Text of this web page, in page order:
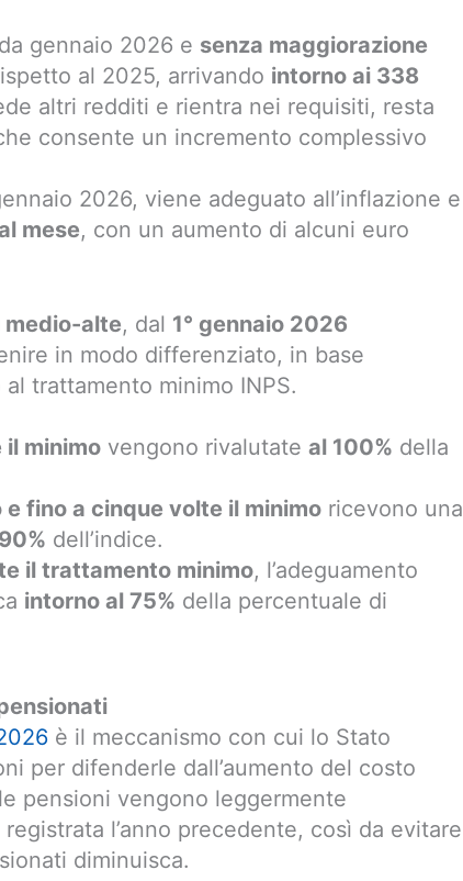
gennaio 2026 e senza maggiorazione
al 2025, arrivando intorno ai 338
altri redditi e rientra nei requisiti, resta
consente un incremento complessivo
2026, viene adeguato all’inflazione e
mese, con un aumento di alcuni euro
medio-alte, dal 1° gennaio 2026
in modo differenziato, in base
trattamento minimo INPS.
minimo vengono rivalutate al 100% della
fino a cinque volte il minimo ricevono una
dell’indice.
il trattamento minimo, l’adeguamento
intorno al 75% della percentuale di
è il meccanismo con cui lo Stato
per difenderle dall’aumento del costo
pensioni vengono leggermente
l’anno precedente, così da evitare
diminuisca.